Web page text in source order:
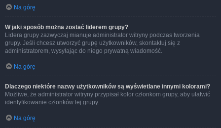
Na górę
W jaki sposób można zostać liderem grupy?
Lidera grupy zazwyczaj mianuje administrator witryny podczas tworzenia
grupy. Jeśli chcesz utworzyć grupę użytkowników, skontaktuj się z
administratorem, wysyłając do niego prywatną wiadomość.
Na górę
Dlaczego niektóre nazwy użytkowników są wyświetlane innymi kolorami?
Możliwe, że administrator witryny przypisał kolor członkom grupy, aby ułatwić
identyfikowanie członków tej grupy.
Na górę